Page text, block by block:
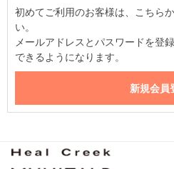
初めてご利用のお客様は、こちら
い。
メールアドレスとパスワードを登
できるようになります。